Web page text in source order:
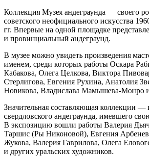
Коллекция Музея андеграунда — своего
советского неофициального искусства
гг. Впервые на одной площадке
и провинциальный андеграунд.
В музее можно увидеть произведения
именем, среди которых работы Оскара
Кабакова, Олега Целкова, Виктора
Стерлигова, Евгения Рухина, Анатолия
Новикова, Владислава Мамышева-Монро
Значительная составляющая коллекции —
свердловского андеграунда, имевшего
В экспозицию вошли работы Валерия
Таршис (Ры Никоновой), Евгения
Жукова, Валерия Гаврилова, Олега
и других уральских художников.